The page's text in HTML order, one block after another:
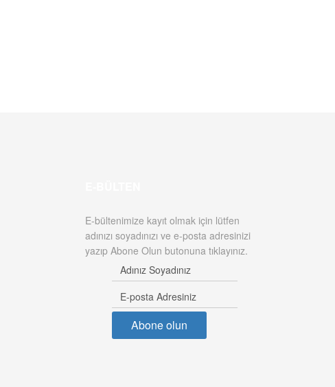
E-bültenimize kayıt olmak için lütfen
adınızı soyadınızı ve e-posta adresinizi
yazıp Abone Olun butonuna tıklayınız.